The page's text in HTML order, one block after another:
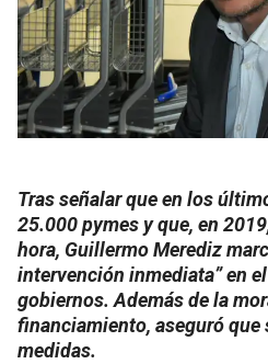
Tras señalar que en los
25.000 pymes y que, en
hora, Guillermo Merediz
intervención inmediata” en
gobiernos. Además de la
financiamiento, aseguró que
medidas.